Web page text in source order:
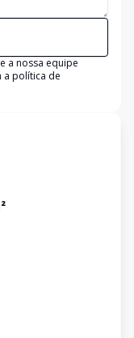
a nossa equipe
a política de